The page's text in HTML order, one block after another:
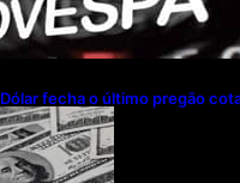
Dólar fecha o último pregão